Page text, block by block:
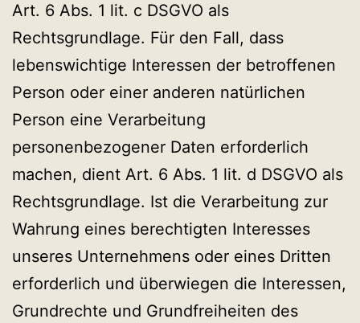
Art. 6 Abs. 1 lit. c DSGVO als
Rechtsgrundlage. Für den Fall, dass
lebenswichtige Interessen der betroffenen
Person oder einer anderen natürlichen
Person eine Verarbeitung
personenbezogener Daten erforderlich
machen, dient Art. 6 Abs. 1 lit. d DSGVO als
Rechtsgrundlage. Ist die Verarbeitung zur
Wahrung eines berechtigten Interesses
unseres Unternehmens oder eines Dritten
erforderlich und überwiegen die Interessen,
Grundrechte und Grundfreiheiten des